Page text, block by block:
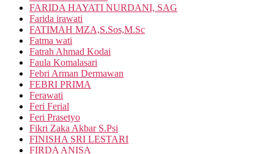
FARIDA HAYATI NURDANI, SAG
Farida irawati
FATIMAH MZA,S.Sos,M.Sc
Fatma wati
Fatrah Ahmad Kodai
Faula Komalasari
Febri Arman Dermawan
FEBRI PRIMA
Ferawati
Feri Ferial
Feri Prasetyo
Fikri Zaka Akbar S.Psi
FINISHA SRI LESTARI
FIRDA ANISA